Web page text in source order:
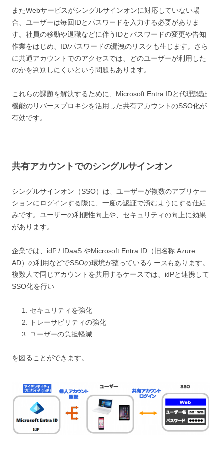
またWebサービスがシングルサインオンに対応していない場
合、ユーザーは毎回IDとパスワードを入力する必要がありま
す。社員の移動や退職などに伴うIDとパスワードの変更や告知
作業をはじめ、ID/パスワードの漏洩のリスクも生じます。さら
に共通アカウントでのアクセスでは、どのユーザーが利用した
のかを判別しにくいという問題もあります。
これらの課題を解決するために、Microsoft Entra IDと代理認証
機能のリバースプロキシを活用した共有アカウントのSSO化が
有効です。
共有アカウントでのシングルサインオン
シングルサインオン（SSO）は、ユーザーが複数のアプリケー
ションにログインする際に、一度の認証で済むようにする仕組
みです。ユーザーの利便性向上や、セキュリティの向上に効果
があります。
企業では、idP / IDaaS やMicrosoft Entra ID（旧名称 Azure
AD）の利用などでSSOの環境が整っているケースもあります。
複数人で同じアカウントを共用するケースでは、idPと連携して
SSO化を行い
セキュリティを強化
トレーサビリティの強化
ユーザーの負担軽減
を図ることができます。